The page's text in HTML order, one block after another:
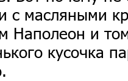
с масляными
Наполеон и
кусочка